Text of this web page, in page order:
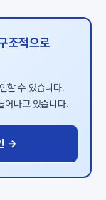
조적으로
할 수 있습니다.
어나고 있습니다.
→